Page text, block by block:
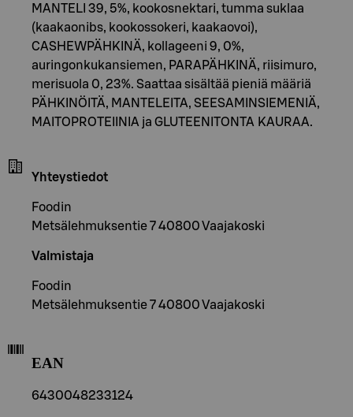
MANTELI 39, 5%, kookosnektari, tumma suklaa
(kaakaonibs, kookossokeri, kaakaovoi),
CASHEWPÄHKINÄ, kollageeni 9, 0%,
auringonkukansiemen, PARAPÄHKINÄ, riisimuro,
merisuola 0, 23%. Saattaa sisältää pieniä määriä
PÄHKINÖITÄ, MANTELEITA, SEESAMINSIEMENIÄ,
MAITOPROTEIINIA ja GLUTEENITONTA KAURAA.
Yhteystiedot
Foodin
Metsälehmuksentie 7 40800 Vaajakoski
Valmistaja
Foodin
Metsälehmuksentie 7 40800 Vaajakoski
EAN
6430048233124